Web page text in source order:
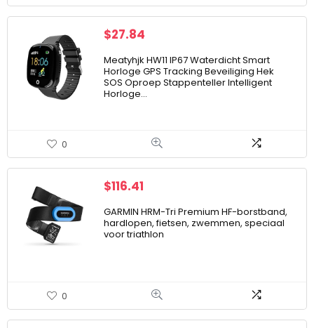
$27.84
Meatyhjk HW11 IP67 Waterdicht Smart
Horloge GPS Tracking Beveiliging Hek
SOS Oproep Stappenteller Intelligent
Horloge…
0
$116.41
GARMIN HRM-Tri Premium HF-borstband,
hardlopen, fietsen, zwemmen, speciaal
voor triathlon
0